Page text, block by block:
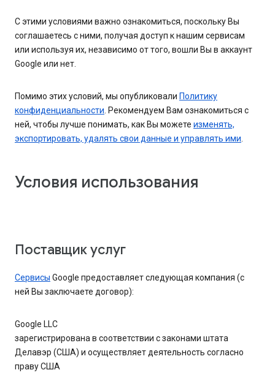
С этими условиями важно ознакомиться, поскольку Вы
соглашаетесь с ними, получая доступ к нашим сервисам
или используя их, независимо от того, вошли Вы в аккаунт
Google или нет.
Помимо этих условий, мы опубликовали Политику
конфиденциальности . Рекомендуем Вам ознакомиться с
ней, чтобы лучше понимать, как Вы можете изменять,
экспортировать, удалять свои данные и управлять ими
Условия использования
Поставщик услуг
Сервисы Google предоставляет следующая компания (с
ней Вы заключаете договор):
Google LLC
зарегистрирована в соответствии с законами штата
Делавэр (США) и осуществляет деятельность согласно
праву США